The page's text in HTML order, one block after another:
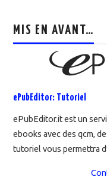
MIS EN AVANT…
ePubEditor: Tutoriel
ePubEditor.it est un
ebooks avec des qcm,
tutoriel vous permettra